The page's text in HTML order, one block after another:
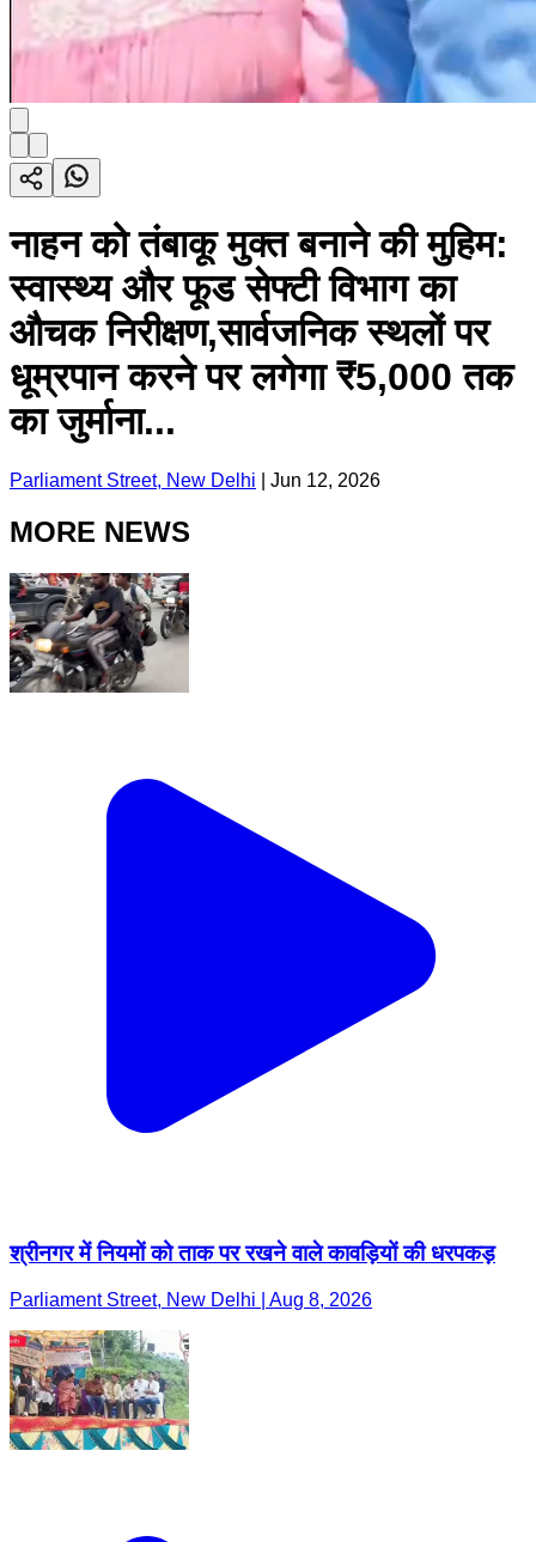
नाहन को तंबाकू मुक्त बनाने की मुहिम:
स्वास्थ्य और फूड सेफ्टी विभाग का
औचक निरीक्षण,सार्वजनिक स्थलों पर
धूम्रपान करने पर लगेगा ₹5,000 तक
का जुर्माना...
Parliament Street, New Delhi Jun 12, 2026
MORE NEWS
श्रीनगर में नियमों को ताक पर रखने वाले कावड़ियों की धरपकड़
Parliament Street, New Delhi | Aug 8, 2026